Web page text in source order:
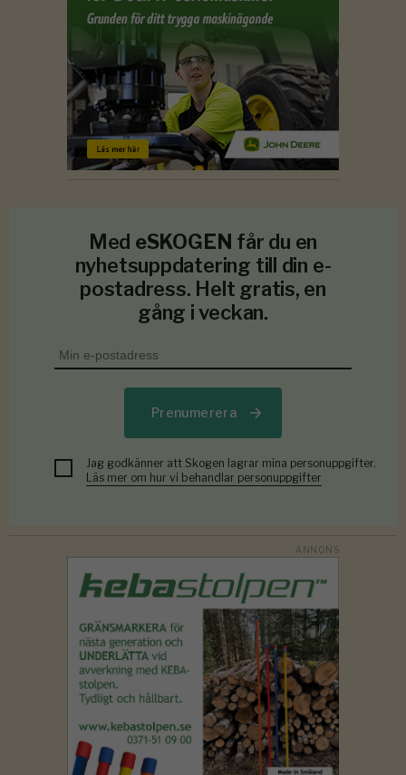
Med eSKOGEN får du en
nyhetsuppdatering till din e-
postadress. Helt gratis, en
gång i veckan.
Prenumerera
Jag godkänner att Skogen lagrar mina personuppgifter.
Läs mer om hur vi behandlar personuppgifter